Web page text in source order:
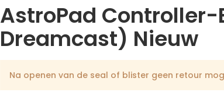
AstroPad
Dreamcast) Nieuw
Na openen van de seal of blister geen retour